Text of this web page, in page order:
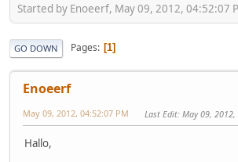
Started by Enoeerf, May 09, 2012, 04:52:07
GO DOWN Pages 1
Enoeerf
May 09, 2012, 04:52:07 PM Last Edit: May 09, 2012,
Hallo,